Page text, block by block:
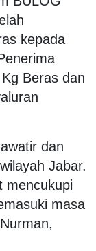
kepada
Beras dan
dan
Jabar.
mencukupi
masa